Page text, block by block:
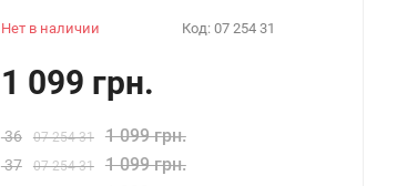
Нет в наличии Код: 07 254 31
1 099 грн.
36 07 254 31 1 099 грн.
37 07 254 31 1 099 грн.